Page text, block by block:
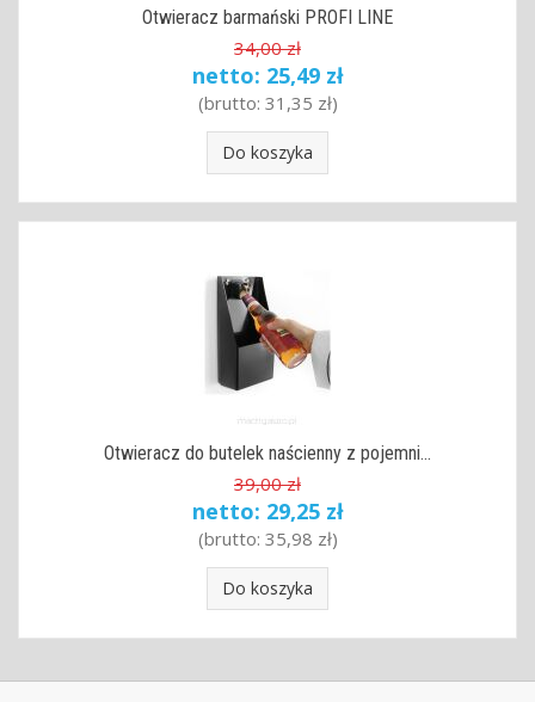
Otwieracz barmański PROFI LINE
34,00 zł
netto: 25,49 zł
(brutto: 31,35 zł)
Do koszyka
Otwieracz do butelek naścienny z pojemni...
39,00 zł
netto: 29,25 zł
(brutto: 35,98 zł)
Do koszyka